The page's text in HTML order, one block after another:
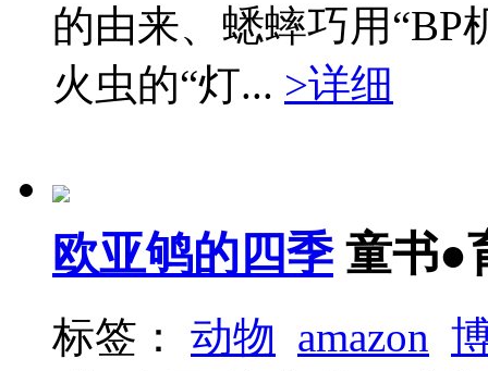
的由来、蟋蟀巧用“BP
火虫的“灯... >详细
欧亚鸲的四季 童书●
标签： 动物 amazon